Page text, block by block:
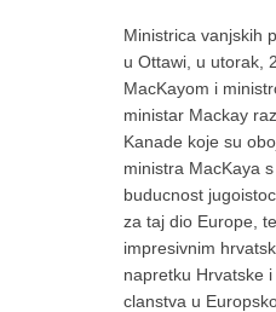
Ministrica vanjskih
u Ottawi, u utorak,
MacKayom i
ministar Mackay
Kanade koje su
ministra MacKaya
buducnost
za taj dio Europe,
impresivnim
napretku Hrvatske
clanstva u